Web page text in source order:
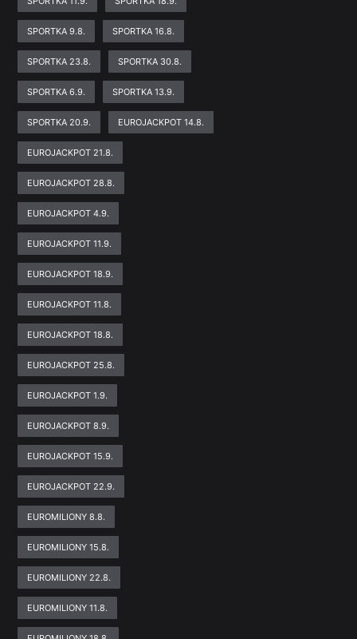
SPORTKA 9.8. SPORTKA 16.8.
SPORTKA 23.8. SPORTKA 30.8.
SPORTKA 6.9. SPORTKA 13.9.
SPORTKA 20.9. EUROJACKPOT 14.8.
EUROJACKPOT 21.8.
EUROJACKPOT 28.8.
EUROJACKPOT 4.9.
EUROJACKPOT 11.9.
EUROJACKPOT 18.9.
EUROJACKPOT 11.8.
EUROJACKPOT 18.8.
EUROJACKPOT 25.8.
EUROJACKPOT 1.9.
EUROJACKPOT 8.9.
EUROJACKPOT 15.9.
EUROJACKPOT 22.9.
EUROMILIONY 8.8.
EUROMILIONY 15.8.
EUROMILIONY 22.8.
EUROMILIONY 11.8.